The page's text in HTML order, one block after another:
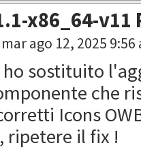
x86_64-v11
mar ago 12, 2025 9:56
sostituito
che
Icons
ripetere il fix !